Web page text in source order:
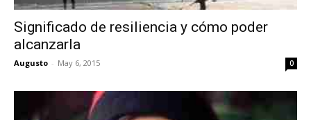
Significado de resiliencia y cómo poder
alcanzarla
Augusto - May 6, 2015 0